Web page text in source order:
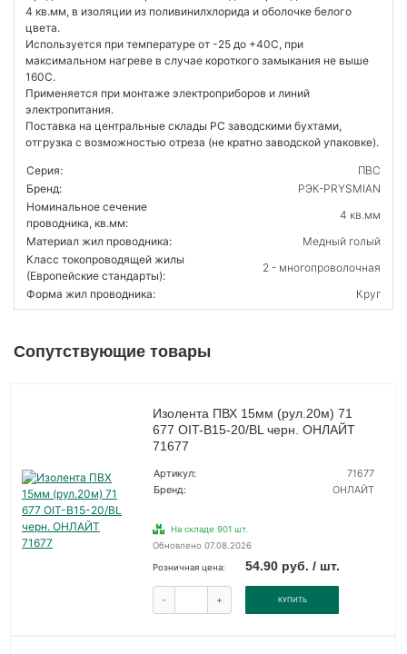
4 кв.мм, в изоляции из поливинилхлорида и оболочке белого
цвета.
Используется при температуре от -25 до +40С, при
максимальном нагреве в случае короткого замыкания не выше
160С.
Применяется при монтаже электроприборов и линий
электропитания.
Поставка на центральные склады РС заводскими бухтами,
отгрузка с возможностью отреза (не кратно заводской упаковке).
Серия:
ПВС
Бренд:
РЭК-PRYSMIAN
Номинальное сечение
проводника, кв.мм:
4 кв.мм
Материал жил проводника:
Медный голый
Класс токопроводящей жилы
(Европейские стандарты):
2 - многопроволочная
Форма жил проводника:
Круг
Сопутствующие товары
Изолента ПВХ 15мм (рул.20м) 71
677 OIT-B15-20/BL черн. ОНЛАЙТ
71677
Артикул:
71677
Бренд:
ОНЛАЙТ
На складе 901 шт.
Обновлено 07.08.2026
Розничная цена: 54.90 руб. / шт.
- + КУПИТЬ